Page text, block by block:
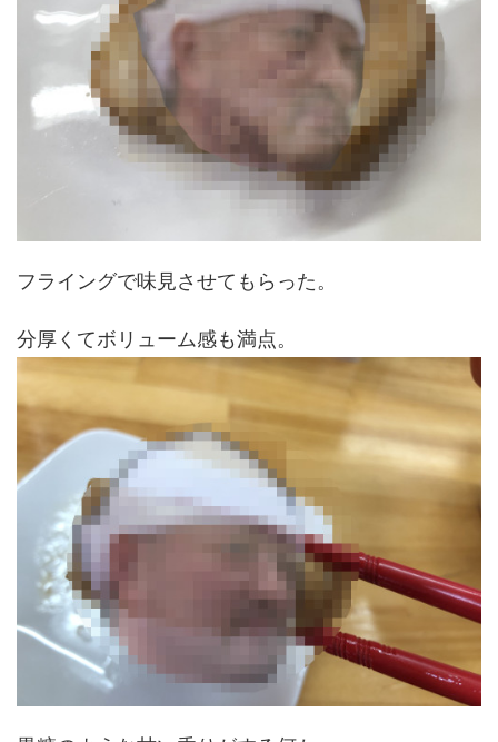
フライングで味見させてもらった。
分厚くてボリューム感も満点。